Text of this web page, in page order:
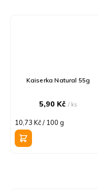
Kaiserka Natural 55g
5,90 Kč / ks
Měrná
cena:
10,73 Kč / 100 g